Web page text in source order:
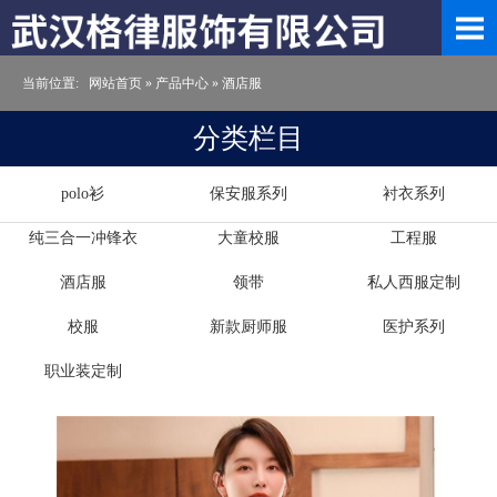
当前位置: 网站首页 » 产品中心 » 酒店服
分类栏目
polo衫 保安服系列 衬衣系列
纯三合一冲锋衣 大童校服 工程服
酒店服 领带 私人西服定制
校服 新款厨师服 医护系列
职业装定制